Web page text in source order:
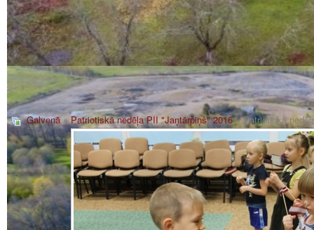
Galvenā»Patriotiskā nedēļa PII "Jaņtārpiņš" 2016» Patriotiskā